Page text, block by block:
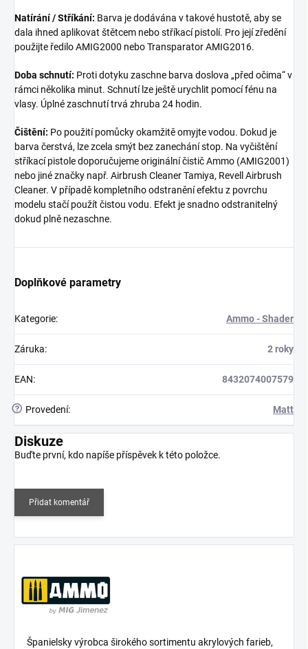
Natírání / Stříkání: Barva je dodávána v takové hustotě, aby se
dala ihned aplikovat štětcem nebo stříkací pistolí. Pro její zředění
použijte ředilo AMIG2000 nebo Transparator AMIG2016.
Doba schnutí: Proti dotyku zaschne barva doslova „před očima“ v
rámci několika minut. Schnutí lze ještě urychlit pomocí fénu na
vlasy. Úplné zaschnutí trvá zhruba 24 hodin.
Čištění: Po použití pomůcky okamžitě omyjte vodou. Dokud je
barva čerstvá, lze zcela smýt bez zanechání stop. Na vyčištění
stříkací pistole doporučujeme originální čistič Ammo (AMIG2001)
nebo jiné značky např. Airbrush Cleaner Tamiya, Revell Airbrush
Cleaner. V případě kompletního odstranění efektu z povrchu
modelu stačí použít čistou vodu. Efekt je snadno odstranitelný
dokud plně nezaschne.
Doplňkové parametry
Kategorie: Ammo - Shader
Záruka: 2 roky
EAN: 8432074007579
? Provedení: Matt
Diskuze
Buďte první, kdo napíše příspěvek k této položce.
Přidat komentář
Španielsky výrobca širokého sortimentu akrylových farieb,